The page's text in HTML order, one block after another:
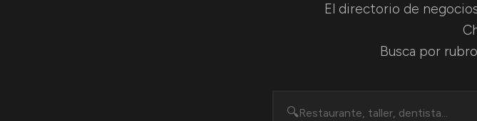
El directorio de
Busca por
🔍